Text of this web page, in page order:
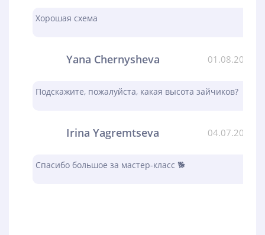
Хорошая схема
Yana Chernysheva 01.08.2023
Подскажите, пожалуйста, какая высота зайчиков?
Irina Yagremtseva 04.07.2023
Спасибо большое за мастер-класс 🐕